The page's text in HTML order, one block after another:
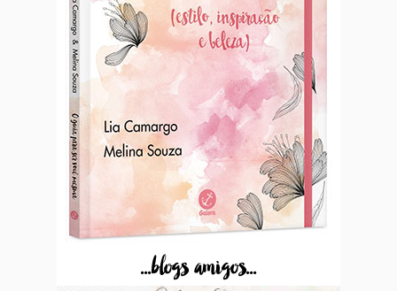
...blogs amigos...